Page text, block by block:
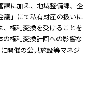
課に加え、地域整備課、企
議」にて私有財産の扱いに
権利変換を受けることを
権利変換計画への影響な
開催の公共施設等マネジ